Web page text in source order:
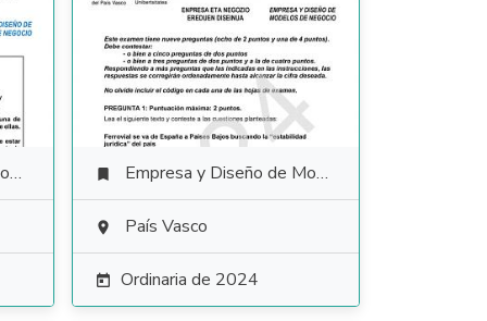
 Empresa y Diseño de Modelos de Negocio
 País Vasco
 Ordinaria de 2024